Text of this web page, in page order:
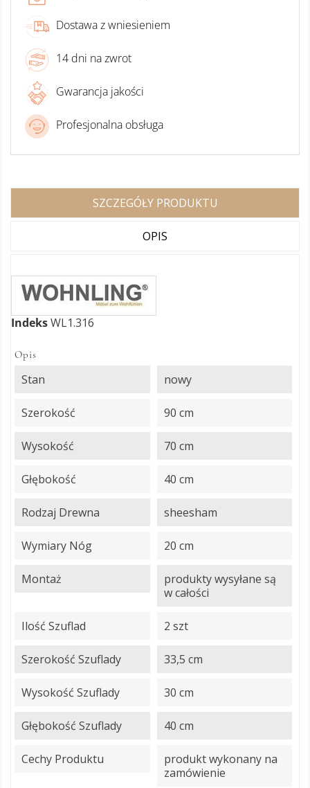
Dostawa z wniesieniem
14 dni na zwrot
Gwarancja jakości
Profesjonalna obsługa
SZCZEGÓŁY PRODUKTU
OPIS
IndeksWL1.316
Opis
Stan nowy
Szerokość 90 cm
Wysokość 70 cm
Głębokość 40 cm
Rodzaj Drewna sheesham
Wymiary Nóg 20 cm
Montaż
produkty wysyłane są
w całości
Ilość Szuflad 2 szt
Szerokość Szuflady 33,5 cm
Wysokość Szuflady 30 cm
Głębokość Szuflady 40 cm
Cechy Produktu
produkt wykonany na
zamówienie